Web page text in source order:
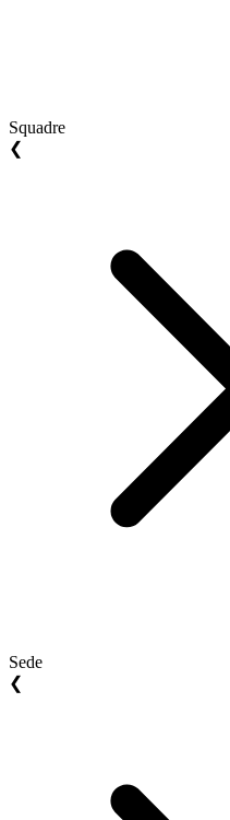
Squadre
❮
Sede
❮